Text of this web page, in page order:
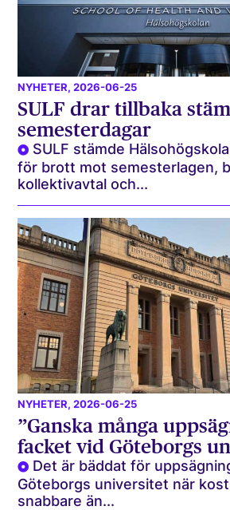
NYHETER, 2026-06-25
SULF drar tillbaka
semesterdagar
SULF stämde
för brott mot semesterlagen,
kollektivavtal och...
NYHETER, 2026-06-25
”Ganska många
facket vid Göteborgs
Det är bäddat för
Göteborgs universitet när
snabbare än...